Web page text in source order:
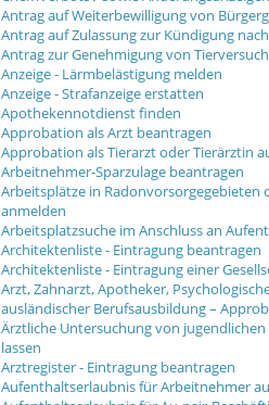
Antrag auf Weiterbewilligung von
Antrag auf Zulassung zur Kündigung
Antrag zur Genehmigung von
Anzeige - Lärmbelästigung melden
Anzeige - Strafanzeige erstatten
Apothekennotdienst finden
Approbation als Arzt beantragen
Approbation als Tierarzt oder Tierärztin
Arbeitnehmer-Sparzulage beantragen
Arbeitsplätze in
anmelden
Arbeitsplatzsuche im Anschluss an
Architektenliste - Eintragung beantragen
Architektenliste - Eintragung einer
Arzt, Zahnarzt, Apotheker,
ausländischer Berufsausbildung –
Ärztliche Untersuchung von
lassen
Arztregister - Eintragung beantragen
Aufenthaltserlaubnis für Arbeitnehmer